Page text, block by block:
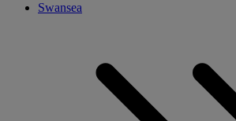
Swansea